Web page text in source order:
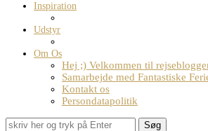
Inspiration
Udstyr
Om Os
Hej ;) Velkommen til
Samarbejde med Fantastiske
Kontakt os
Persondatapolitik
Søg